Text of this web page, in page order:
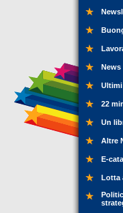
News
22
Un
Altre
E-
Lotta